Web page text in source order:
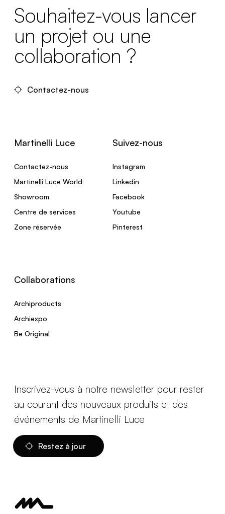
Souhaitez-vous lancer
un projet ou une
collaboration ?
Contactez-nous
Martinelli Luce
Contactez-nous
Martinelli Luce World
Showroom
Centre de services
Zone réservée
Suivez-nous
Instagram
Linkedin
Facebook
Youtube
Pinterest
Collaborations
Archiproducts
Archiexpo
Be Original
Inscrivez-vous à notre newsletter pour rester
au courant des nouveaux produits et des
événements de Martinelli Luce
Restez à jour